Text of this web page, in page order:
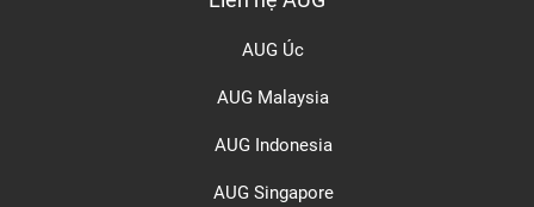
AUG Úc
AUG Malaysia
AUG Indonesia
AUG Singapore